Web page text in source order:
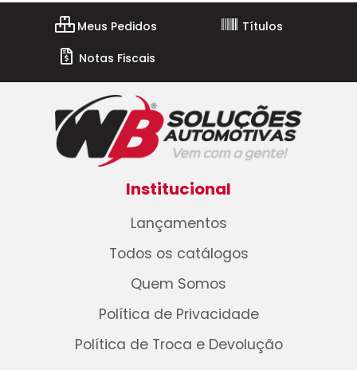
Meus Pedidos
Títulos
Notas Fiscais
Institucional
Lançamentos
Todos os catálogos
Quem Somos
Política de Privacidade
Política de Troca e Devolução